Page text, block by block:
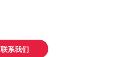
联系我们